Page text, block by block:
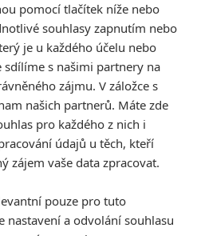
Sean Penn
filmu
, 12.05.2026 19:00
pomocí tlačítek níže nebo
souhlasy zapnutím nebo
je u každého účelu nebo
s našimi partnery na
zájmu. V záložce s
našich partnerů. Máte zde
pro každého z nich i
údajů u těch, kteří
zájem vaše data zpracovat.
pouze pro tuto
nastavení a odvolání souhlasu